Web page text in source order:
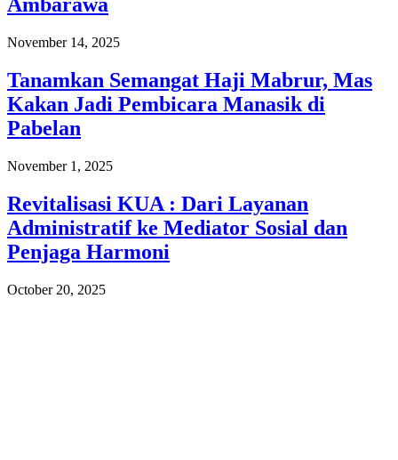
November 14, 2025
Tanamkan Semangat Haji Mabrur, Mas
Kakan Jadi Pembicara Manasik di
Pabelan
November 1, 2025
Revitalisasi KUA : Dari Layanan
Administratif ke Mediator Sosial dan
Penjaga Harmoni
October 20, 2025